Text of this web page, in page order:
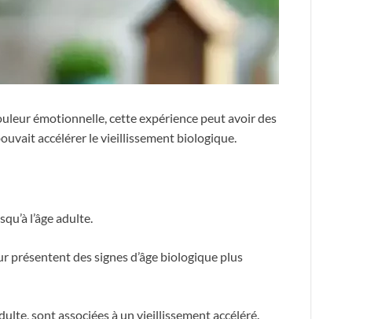
émotionnelle, cette expérience peut avoir des
accélérer le vieillissement biologique.
l’âge adulte.
des signes d’âge biologique plus
sont associées à un vieillissement accéléré.